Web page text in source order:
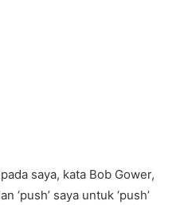
saya, kata Bob Gower,
saya untuk ‘push’